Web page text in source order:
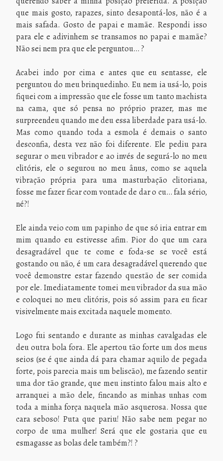
que mais gosto, rapazes, sinto desapontá-los, não é a
mais safada. Gosto de papai e mamãe. Respondi isso
para ele e adivinhem se transamos no papai e mamãe?
Não sei nem pra que ele perguntou… ?
Acabei indo por cima e antes que eu sentasse, ele
perguntou do meu brinquedinho. Eu nem ia usá-lo, pois
fiquei com a impressão que ele fosse um tanto machista
na cama, que só pensa no próprio prazer, mas me
surpreendeu quando me deu essa liberdade para usá-lo.
Mas como quando toda a esmola é demais o santo
desconfia, desta vez não foi diferente. Ele pediu para
segurar o meu vibrador e ao invés de segurá-lo no meu
clitóris, ele o segurou no meu ânus, como se aquela
vibração própria para uma masturbação clitoriana,
fosse me fazer ficar com vontade de dar o cu… fala sério,
né?!
Ele ainda veio com um papinho de que só iria entrar em
mim quando eu estivesse afim. Pior do que um cara
desagradável que te come e foda-se se você está
gostando ou não, é um cara desagradável querendo que
você demonstre estar fazendo questão de ser comida
por ele. Imediatamente tomei meu vibrador da sua mão
e coloquei no meu clitóris, pois só assim para eu ficar
visivelmente mais excitada naquele momento.
Logo fui sentando e durante as minhas cavalgadas ele
deu outra bola fora. Ele apertou tão forte um dos meus
seios (se é que ainda dá para chamar aquilo de pegada
forte, pois parecia mais um beliscão), me fazendo sentir
uma dor tão grande, que meu instinto falou mais alto e
arranquei a mão dele, fincando as minhas unhas com
toda a minha força naquela mão asquerosa. Nossa que
cara seboso! Puta que pariu! Não sabe nem pegar no
corpo de uma mulher! Será que ele gostaria que eu
esmagasse as bolas dele também?! ?